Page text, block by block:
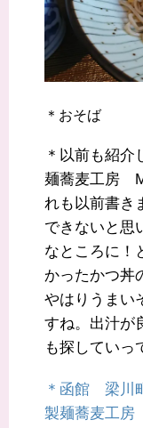
＊おそば
＊以前も紹介
麺蕎麦工房
れも以前書き
できないと思
なところに！
かったかつ丼
やはりうまい
すね。出汁が
も探していっ
＊函館 梁川
製麺蕎麦工